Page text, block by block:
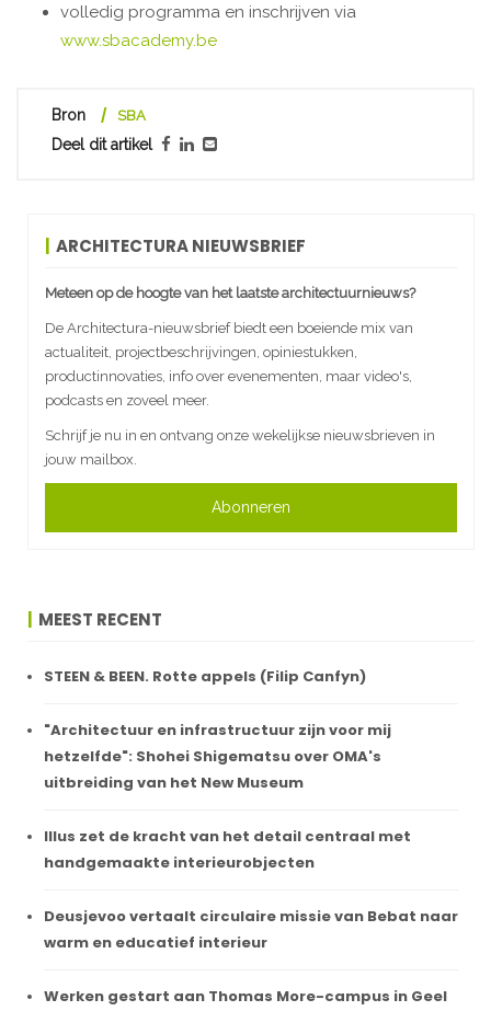
volledig programma en inschrijven via
www.sbacademy.be
Bron SBA
Deel dit artikel
ARCHITECTURA NIEUWSBRIEF
Meteen op de hoogte van het laatste architectuurnieuws?
De Architectura-nieuwsbrief biedt een boeiende mix van
actualiteit, projectbeschrijvingen, opiniestukken,
productinnovaties, info over evenementen, maar video's,
podcasts en zoveel meer.
Schrijf je nu in en ontvang onze wekelijkse nieuwsbrieven in
jouw mailbox.
Abonneren
MEEST RECENT
STEEN & BEEN. Rotte appels (Filip Canfyn)
"Architectuur en infrastructuur zijn voor mij
hetzelfde": Shohei Shigematsu over OMA's
uitbreiding van het New Museum
Illus zet de kracht van het detail centraal met
handgemaakte interieurobjecten
Deusjevoo vertaalt circulaire missie van Bebat naar
warm en educatief interieur
Werken gestart aan Thomas More-campus in Geel